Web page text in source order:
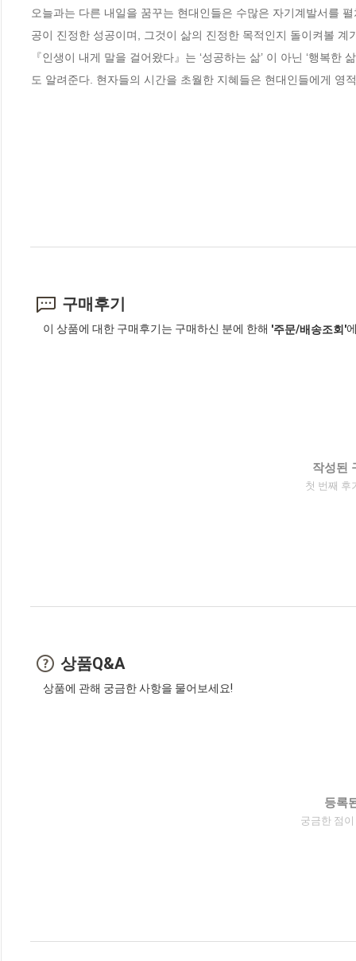
오늘과는 다른 내일을 꿈꾸는 현대인들은 수많은 자기계발서를
공이 진정한 성공이며, 그것이 삶의 진정한 목적인지 돌이켜볼 계
『인생이 내게 말을 걸어왔다』는 ‘성공하는 삶’ 이 아닌 ‘행복
도 알려준다. 현자들의 시간을 초월한 지혜들은 현대인들에게 영
구매후기
이 상품에 대한 구매후기는 구매하신 분에 한해 '주문/배송조회'
작성된
첫 번째 후
상품Q&A
상품에 관해 궁금한 사항을 물어보세요!
등록
궁금한 점